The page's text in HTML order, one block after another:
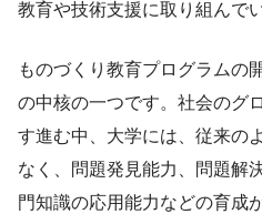
教育や技術支援に取り組んでい
ものづくり教育プログラムの
の中核の一つです。社会のグ
す進む中、大学には、従来の
なく、問題発見能力、問題解
門知識の応用能力などの育成